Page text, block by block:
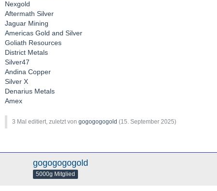
Nexgold
Aftermath Silver
Jaguar Mining
Americas Gold and Silver
Goliath Resources
District Metals
Silver47
Andina Copper
Silver X
Denarius Metals
Amex
3 Mal editiert, zuletzt von gogogogogold (15. September 2025)
gogogogogold
5000g Mitglied